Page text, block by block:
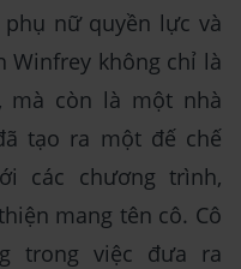
nữ quyền lực và
Winfrey không chỉ là
mà còn là một nhà
tạo ra một đế chế
các chương trình,
mang tên cô. Cô
trong việc đưa ra